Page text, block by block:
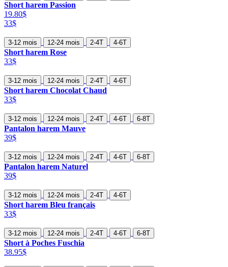
Short harem Passion
19.80$
33$
3-12 mois 12-24 mois 2-4T 4-6T
Short harem Rose
33$
3-12 mois 12-24 mois 2-4T 4-6T
Short harem Chocolat Chaud
33$
3-12 mois 12-24 mois 2-4T 4-6T 6-8T
Pantalon harem Mauve
39$
3-12 mois 12-24 mois 2-4T 4-6T 6-8T
Pantalon harem Naturel
39$
3-12 mois 12-24 mois 2-4T 4-6T
Short harem Bleu français
33$
3-12 mois 12-24 mois 2-4T 4-6T 6-8T
Short à Poches Fuschia
38.95$